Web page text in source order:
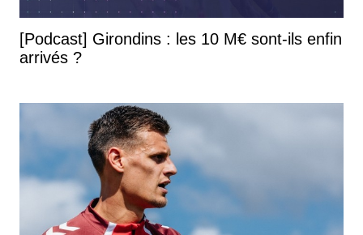
[Podcast] Girondins : les 10 M€ sont-ils enfin
arrivés ?